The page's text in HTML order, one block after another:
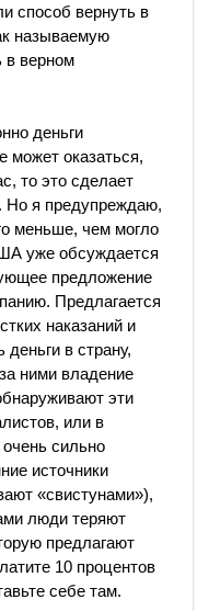
способ вернуть в
называемую
в верном
деньги
может оказаться,
то это сделает
Но я предупреждаю,
меньше, чем могло
уже обсуждается
предложение
Предлагается
наказаний и
в страну,
ними владение
эти
или в
сильно
источники
«свистунами»),
люди теряют
предлагают
10 процентов
себе там.